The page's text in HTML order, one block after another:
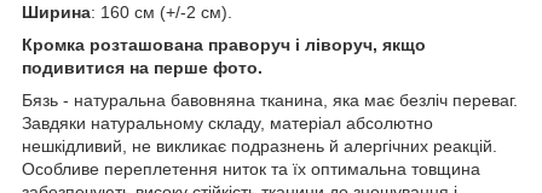
Ширина: 160 см (+/-2 см).
Кромка розташована праворуч і ліворуч, якщо
подивитися на перше фото.
Бязь - натуральна бавовняна тканина, яка має безліч переваг.
Завдяки натуральному складу, матеріал абсолютно
нешкідливий, не викликає подразнень й алергічних реакцій.
Особливе переплетення ниток та їх оптимальна товщина